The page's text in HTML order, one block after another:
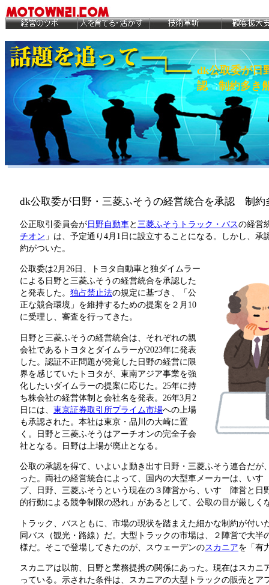
dk公取委が日
認 制約多き
dk公取委が日野・三菱ふそうの経営統合を承認 制約
公正取引委員会が日野自動車と 三菱ふそうトラック・バスの経営
チオン 」は、予定通り4月1日に設立することになる。しかし、
約がついた。
公取委は2月26日、トヨタ自動車と独ダイムラー
による日野と三菱ふそうの経営統合を承認した
と発表した。 独占禁止法の規定に基づき、「公
正な競合環境」を維持するための提案を２月10
に受理し、審査を行ってきた。
日野と三菱ふそうの経営統合は、それぞれの親
会社であるトヨタとダイムラーが2023年に発表
した。認証不正問題が発覚した日野の経営に限
界を感じていたトヨタが、東南アジア事業を強
化したいダイムラーの提案に応じた。25年に持
ち株会社の経営体制と会社名を発表。26年3月2
日には、 東京証券取引所プライム市場への上場
も承認された。本社は東京・品川の大崎に置
く。日野と三菱ふそうはアーチオンの完全子会
社となる。日野は上場が廃止となる。
公取の承認を得て、いよいよ動き出す日野・三菱ふそう連合だが
った。両社の経営統合によって、国内の大型車メーカーは、い
プ、日野、三菱ふそうという現在の３陣営から、いすゞ陣営と
的行動による競争制限の恐れ」があるとして、公取の目が厳しく
トラック、バスともに、市場の現状を踏まえた細かな制約が付
同バス（観光・路線）だ。大型トラックの市場は、２陣営で大
様だ。そこで登場してきたのが、スウェーデンのスカニアを「有
スカニアは以前、日野と業務提携の関係にあった。現在はスカ
っている。示された条件は、スカニアの大型トラックの販売とア